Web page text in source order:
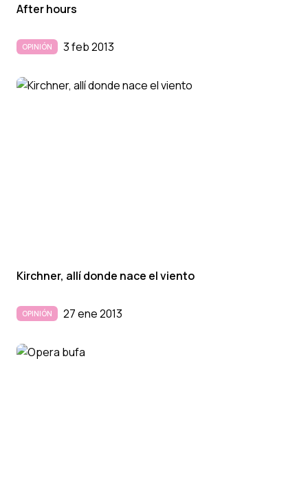
After hours
OPINIÓN 3 feb 2013
Kirchner, allí­ donde nace el viento
OPINIÓN 27 ene 2013